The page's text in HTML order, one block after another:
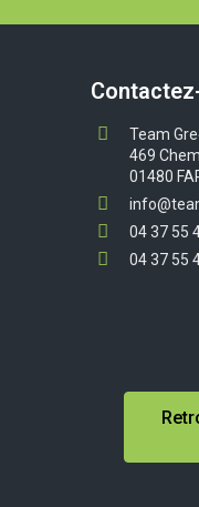
Team
469
01480
04 37 55
04 37 55